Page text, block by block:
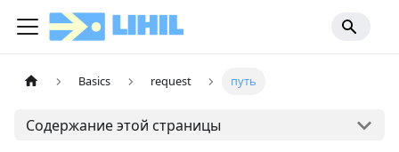
Basics request путь
Содержание этой страницы